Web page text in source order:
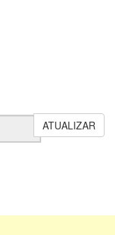
ATUALIZAR